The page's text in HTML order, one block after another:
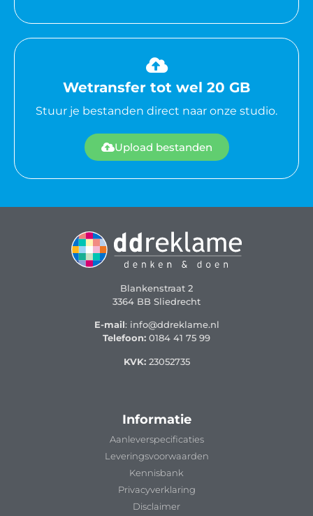
Wetransfer tot wel 20 GB
Stuur je bestanden direct naar onze studio.
Upload bestanden
Blankenstraat 2
3364 BB Sliedrecht
E-mail: info@ddreklame.nl
Telefoon: 0184 41 75 99
KVK: 23052735
Informatie
Aanleverspecificaties
Leveringsvoorwaarden
Kennisbank
Privacyverklaring
Disclaimer